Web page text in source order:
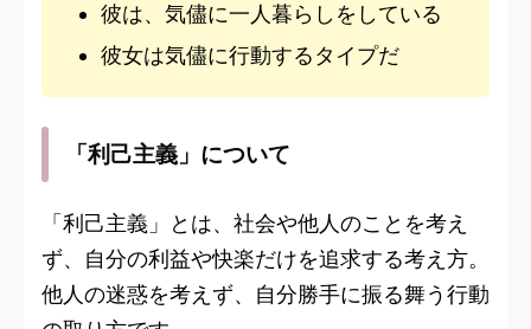
彼は、気儘に一人暮らしをしている
彼女は気儘に行動するタイプだ
「利己主義」について
「利己主義」とは、社会や他人のことを考え
ず、自分の利益や快楽だけを追求する考え方。
他人の迷惑を考えず、自分勝手に振る舞う行動